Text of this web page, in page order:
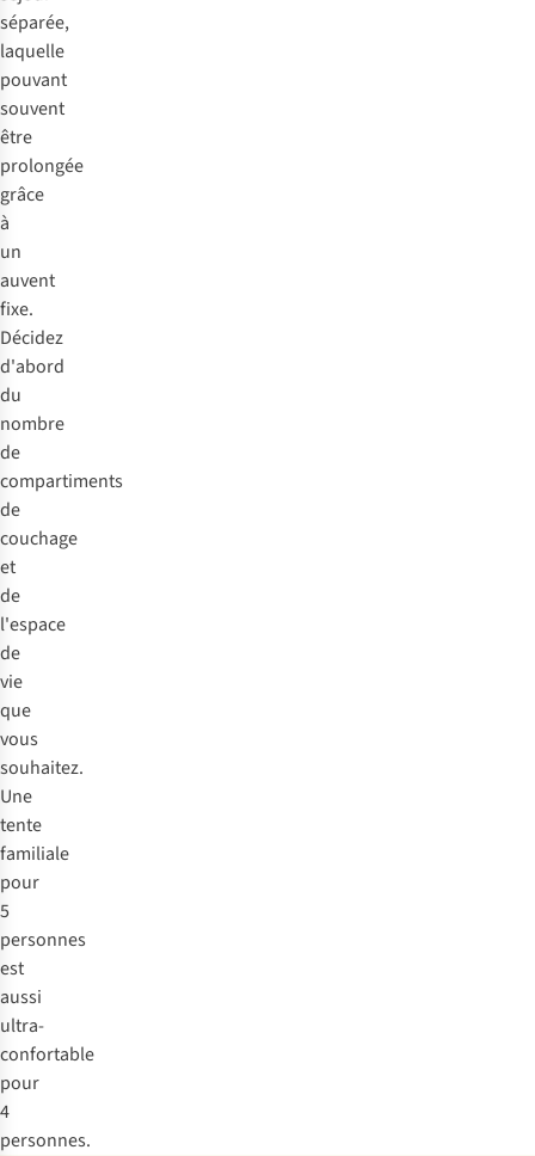
séparée,
laquelle
pouvant
souvent
être
prolongée
grâce
à
un
auvent
fixe.
Décidez
d'abord
du
nombre
de
compartiments
de
couchage
et
de
l'espace
de
vie
que
vous
souhaitez.
Une
tente
familiale
pour
5
personnes
est
aussi
ultra-
confortable
pour
4
personnes.